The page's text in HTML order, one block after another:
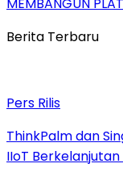
Berita Terbaru
Pers Rilis
ThinkPalm dan
IIoT